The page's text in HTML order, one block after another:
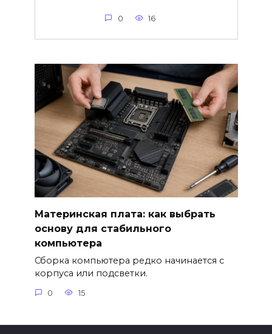
0 16
Материнская плата: как выбрать
основу для стабильного
компьютера
Сборка компьютера редко начинается с
корпуса или подсветки.
0 15